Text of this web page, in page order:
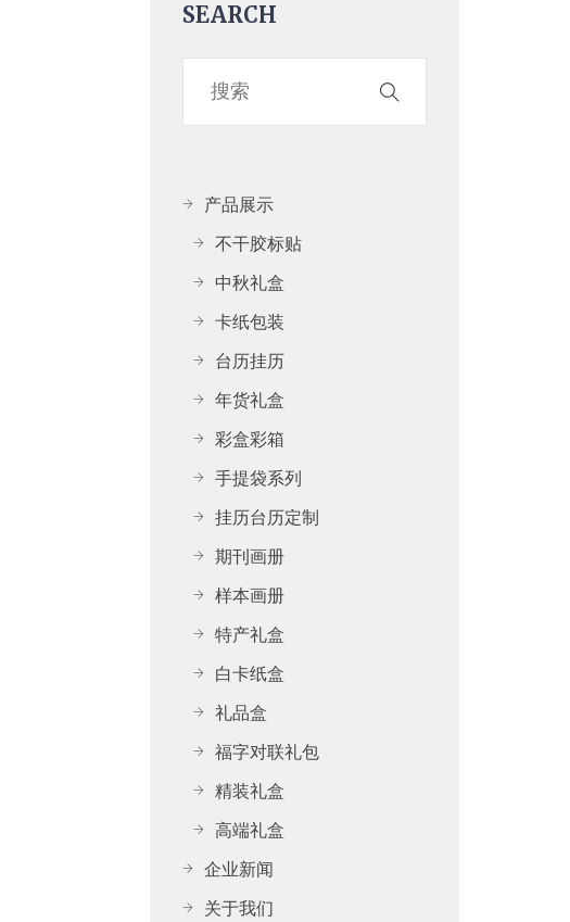
SEARCH
产品展示
不干胶标贴
中秋礼盒
卡纸包装
台历挂历
年货礼盒
彩盒彩箱
手提袋系列
挂历台历定制
期刊画册
样本画册
特产礼盒
白卡纸盒
礼品盒
福字对联礼包
精装礼盒
高端礼盒
企业新闻
关于我们